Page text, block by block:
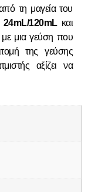
τη μαγεία του
120mLκαι
με μια γεύση που
της γεύσης
αξίζει να